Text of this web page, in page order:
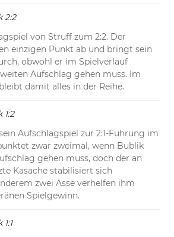
2:2
von Struff zum 2:2. Der
einzigen Punkt ab und bringt sein
obwohl er im Spielverlauf
Aufschlag gehen muss. Im
damit alles in der Reihe.
Aufschlagspiel zur 2:1-Führung im
zwar zweimal, wenn Bublik
gehen muss, doch der an
Kasache stabilisiert sich
zwei Asse verhelfen ihm
Spielgewinn.